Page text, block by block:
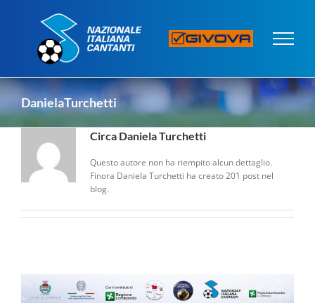
DanielaTurchetti
Circa Daniela Turchetti
Questo autore non ha riempito alcun dettaglio.
Finora Daniela Turchetti ha creato 201 post nel
blog.